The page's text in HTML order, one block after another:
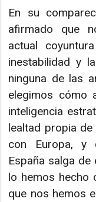
En su
afirmado que
actual
inestabilidad y
ninguna de las
elegimos cómo
inteligencia
lealtad propia
con Europa, y
España salga
lo hemos hecho
que nos hemos